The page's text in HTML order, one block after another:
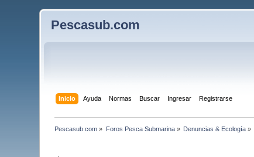
Pescasub.com
Inicio Ayuda Normas Buscar Ingresar Registrarse
Pescasub.com » Foros Pesca Submarina» Denuncias & Ecología »